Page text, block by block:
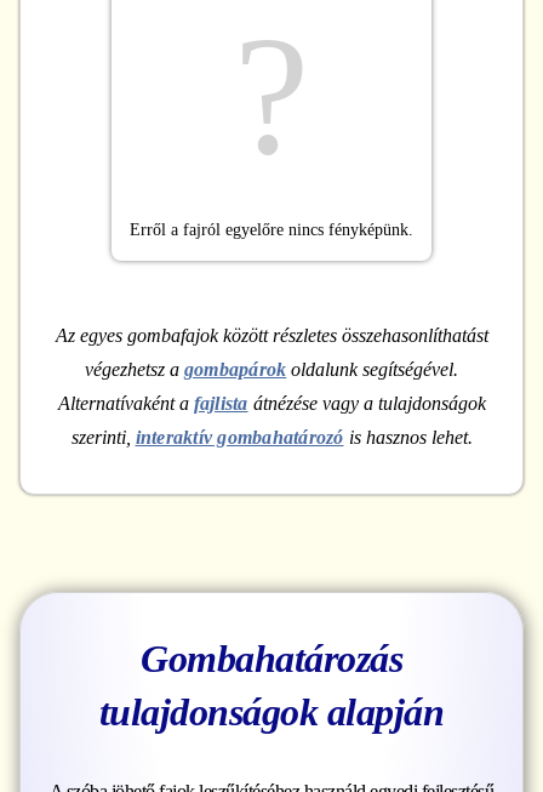
?
Erről a fajról egyelőre nincs fényképünk.
Az egyes gombafajok között részletes összehasonlíthatást
végezhetsz a gombapárok oldalunk segítségével.
Alternatívaként a fajlista átnézése vagy a tulajdonságok
szerinti, interaktív gombahatározó is hasznos lehet.
Gombahatározás
tulajdonságok alapján